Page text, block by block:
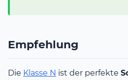
Empfehlung
Die Klasse N ist der perfekte